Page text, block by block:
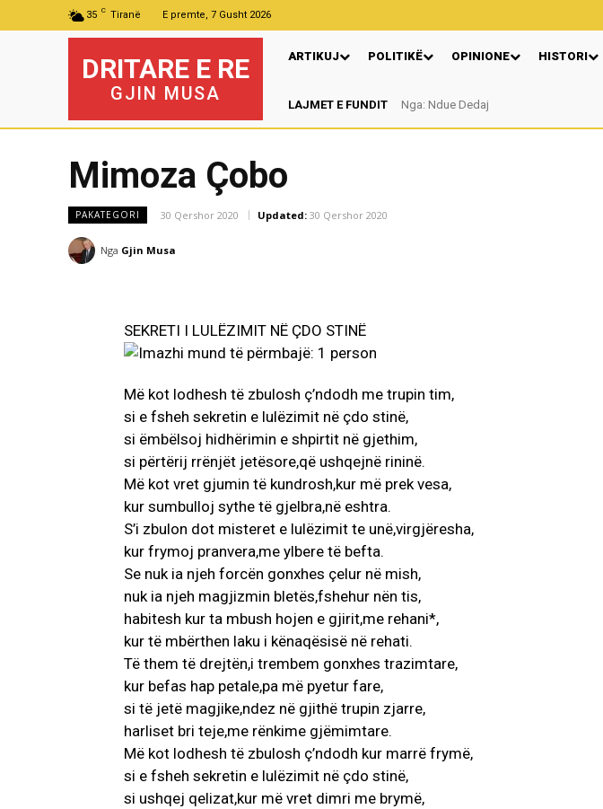
35 C Tiranë E premte, 7 Gusht 2026
DRITARE E RE
GJIN MUSA
ARTIKUJ POLITIKË OPINIONE HISTORI
LAJMET E FUNDIT Nga: Ndue Dedaj
Mimoza Çobo
PAKATEGORI 30 Qershor 2020 Updated: 30 Qershor 2020
Nga Gjin Musa
SEKRETI I LULËZIMIT NË ÇDO STINË
Më kot lodhesh të zbulosh ç’ndodh me trupin tim,
si e fsheh sekretin e lulëzimit në çdo stinë,
si ëmbëlsoj hidhërimin e shpirtit në gjethim,
si përtërij rrënjët jetësore,që ushqejnë rininë.
Më kot vret gjumin të kundrosh,kur më prek vesa,
kur sumbulloj sythe të gjelbra,në eshtra.
S’i zbulon dot misteret e lulëzimit te unë,virgjëresha,
kur frymoj pranvera,me ylbere të befta.
Se nuk ia njeh forcën gonxhes çelur në mish,
nuk ia njeh magjizmin bletës,fshehur nën tis,
habitesh kur ta mbush hojen e gjirit,me rehani*,
kur të mbërthen laku i kënaqësisë në rehati.
Të them të drejtën,i trembem gonxhes trazimtare,
kur befas hap petale,pa më pyetur fare,
si të jetë magjike,ndez në gjithë trupin zjarre,
harliset bri teje,me rënkime gjëmimtare.
Më kot lodhesh të zbulosh ç’ndodh kur marrë frymë,
si e fsheh sekretin e lulëzimit në çdo stinë,
si ushqej qelizat,kur më vret dimri me brymë,